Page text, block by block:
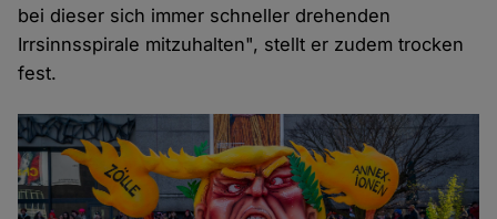
bei dieser sich immer schneller drehenden
Irrsinnsspirale mitzuhalten", stellt er zudem trocken
fest.